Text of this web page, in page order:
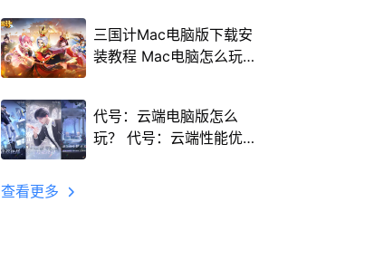
三国计Mac电脑版下载安
装教程 Mac电脑怎么玩
代号：云端电脑版怎么
玩？ 代号：云端性能优
查看更多